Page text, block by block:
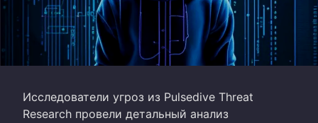
Исследователи угроз из Pulsedive Threat
Research провели детальный анализ